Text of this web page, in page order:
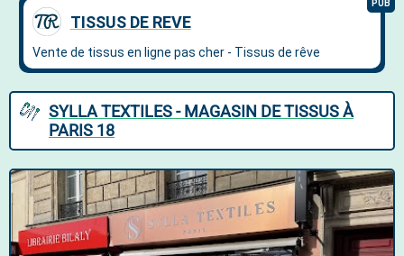
SYLLA TEXTILES - MAGASIN DE TISSUS À
PARIS 18